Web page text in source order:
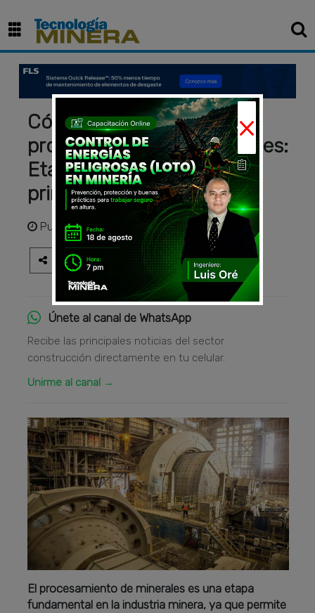
Cómo funciona el
procesamiento de minerales:
Etapas clave y métodos
principales
Publicadohace 1 año
Únete al canal de WhatsApp
Recibe las principales noticias del sector
construcción directamente en tu celular.
Unirme al canal →
El procesamiento de minerales es una etapa
fundamental en la industria minera, ya que permite
×